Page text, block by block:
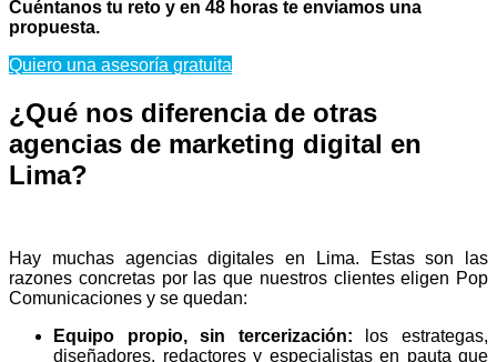
Cuéntanos tu reto y en 48 horas te enviamos una
propuesta.
Quiero una asesoría gratuita
¿Qué nos diferencia de otras
agencias de marketing digital en
Lima?
Hay muchas agencias digitales en Lima. Estas son las
razones concretas por las que nuestros clientes eligen Pop
Comunicaciones y se quedan:
Equipo propio, sin tercerización: los estrategas,
diseñadores, redactores y especialistas en pauta que